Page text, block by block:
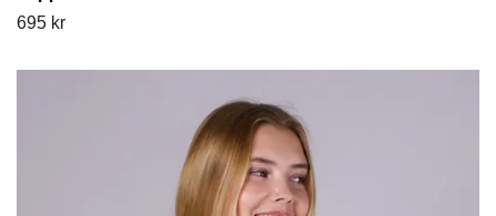
695 kr